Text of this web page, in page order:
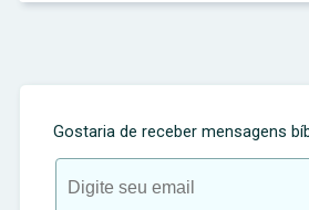
Gostaria de receber mensagens